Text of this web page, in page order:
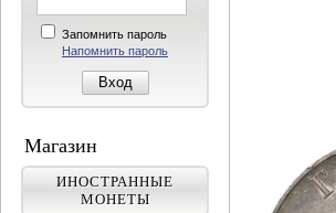
Запомнить пароль
Напомнить пароль
Магазин
ИНОСТРАННЫЕ
МОНЕТЫ